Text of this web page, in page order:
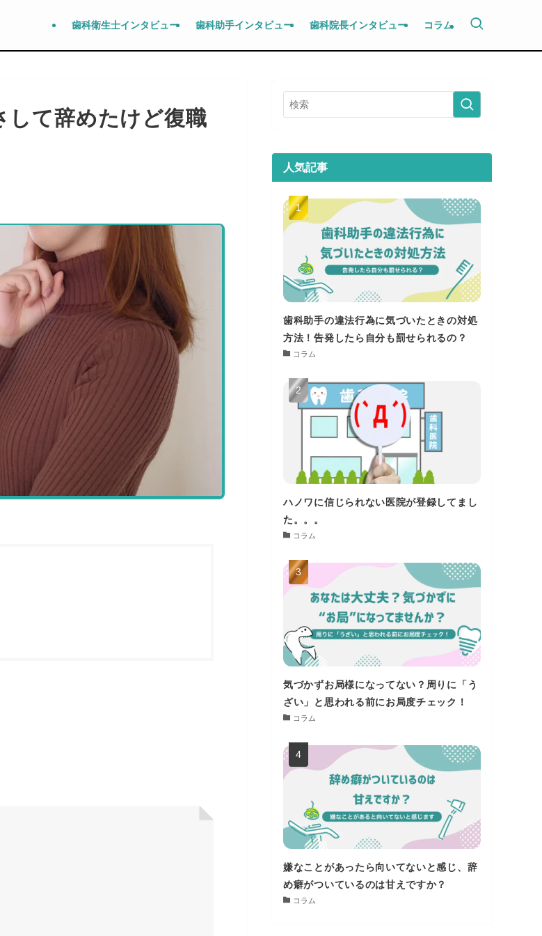
歯科衛生士インタビュー 歯科助手インタビュー 歯科院長インタビュー コラム
して辞めたけど復職
人気記事
歯科助手の違法行為に気づいたときの対処
方法！告発したら自分も罰せられるの？
コラム
ハノワに信じられない医院が登録してまし
た。。。
コラム
気づかずお局様になってない？周りに「う
ざい」と思われる前にお局度チェック！
コラム
嫌なことがあったら向いてないと感じ、辞
め癖がついているのは甘えですか？
コラム